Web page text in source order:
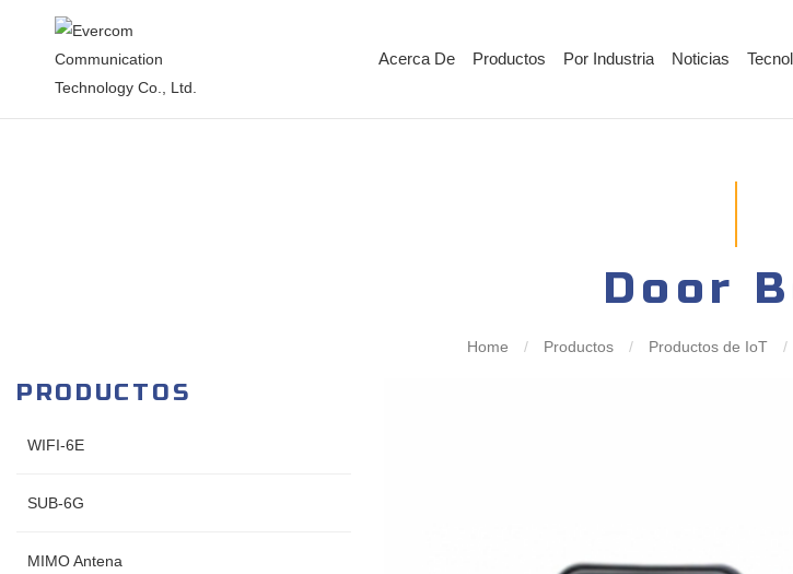
Acerca De Productos Por Industria Noticias
Door
Home / Productos / Productos de IoT /
PRODUCTOS
WIFI-6E
SUB-6G
MIMO Antena